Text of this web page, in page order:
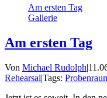
Am ersten Tag
Gallerie
Am ersten Tag
Von Michael Rudolph|
Rehearsal|Tags: